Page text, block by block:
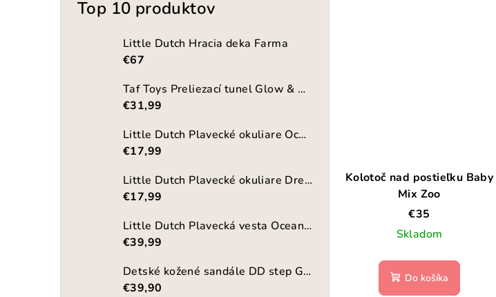
Top 10 produktov
Little Dutch Hracia deka Farma
€67
Taf Toys Preliezací tunel Glow & Crawl
€31,99
Little Dutch Plavecké okuliare Ocean World
€17,99
Little Dutch Plavecké okuliare Dreamy Mermaid
€17,99
Little Dutch Plavecká vesta Ocean World 2-3 roky
€39,99
Detské kožené sandále DD step G064-61965
€39,90
Kolotoč nad postieľku Baby
Mix Zoo
€35
Skladom
Do košíka